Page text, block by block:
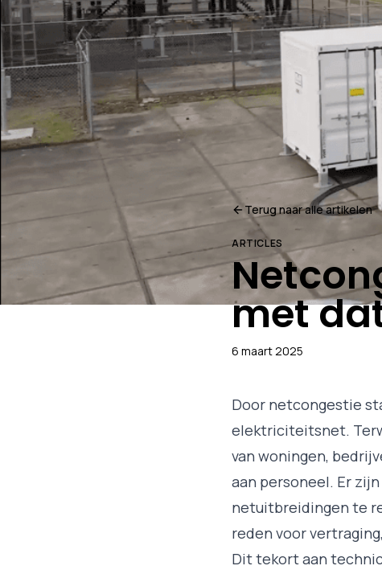
Terug naar alle artikelen
ARTICLES
met
6 maart 2025
Door netcongestie
elektriciteitsnet.
van woningen,
aan personeel. Er
netuitbreidingen te
reden voor
Dit tekort aan